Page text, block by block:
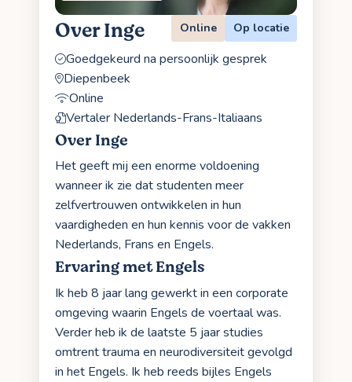
Over Inge Online Op locatie
Goedgekeurd na persoonlijk gesprek
Diepenbeek
Online
Vertaler Nederlands-Frans-Italiaans
Over Inge
Het geeft mij een enorme voldoening
wanneer ik zie dat studenten meer
zelfvertrouwen ontwikkelen in hun
vaardigheden en hun kennis voor de vakken
Nederlands, Frans en Engels.
Ervaring met Engels
Ik heb 8 jaar lang gewerkt in een corporate
omgeving waarin Engels de voertaal was.
Verder heb ik de laatste 5 jaar studies
omtrent trauma en neurodiversiteit gevolgd
in het Engels. Ik heb reeds bijles Engels